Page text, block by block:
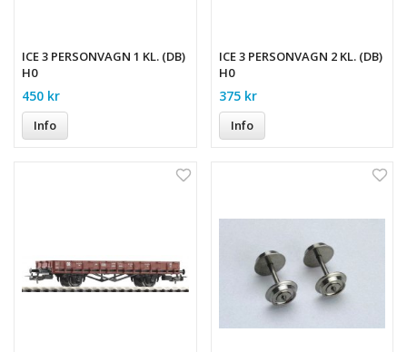
ICE 3 PERSONVAGN 1 KL. (DB)
H0
450 kr
Info
ICE 3 PERSONVAGN 2 KL. (DB)
H0
375 kr
Info